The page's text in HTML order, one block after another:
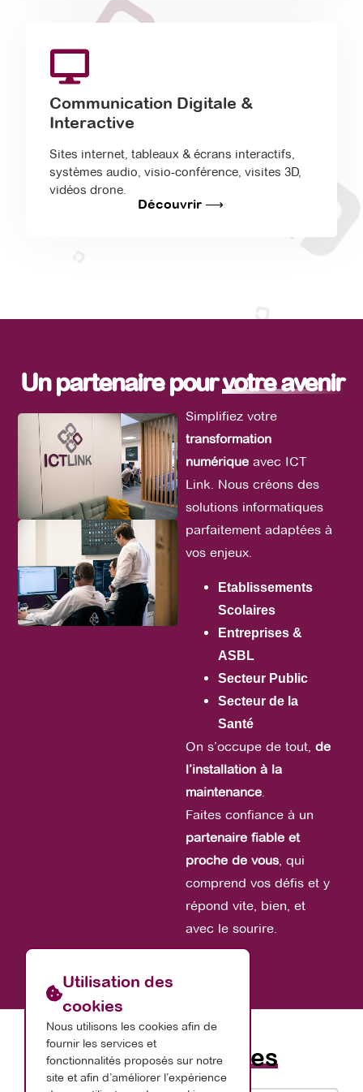
Communication Digitale &
Interactive
Sites internet, tableaux & écrans interactifs,
systèmes audio, visio-conférence, visites 3D,
vidéos drone.
Découvrir ⟶
Un partenaire pourvotre avenir
Simplifiez votre
transformation
numériqueavec ICT
Link. Nous créons des
solutions informatiques
parfaitement adaptées à
vos enjeux.
Etablissements
Scolaires
Entreprises &
ASBL
Secteur Public
Secteur de la
Santé
On s’occupe de tout, de
l’installation à la
maintenance.
Faites confiance à un
partenaire fiable et
proche de vous, qui
comprend vos défis et y
répond vite, bien, et
avec le sourire.
Nos partenaires
Utilisation des
cookies
Nous utilisons les cookies afin de
fournir les services et
fonctionnalités proposés sur notre
site et afin d’améliorer l’expérience